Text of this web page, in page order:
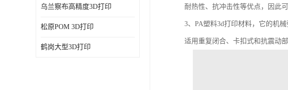
乌兰察布高精度3D打印
松原POM 3D打印
鹤岗大型3D打印
耐热性、抗冲击性等优点，因此
3、PA塑料3d打印材料，它的机
适用重复闭合、卡扣式和抗震动